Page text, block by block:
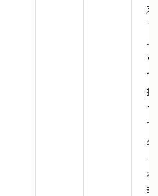
択
報